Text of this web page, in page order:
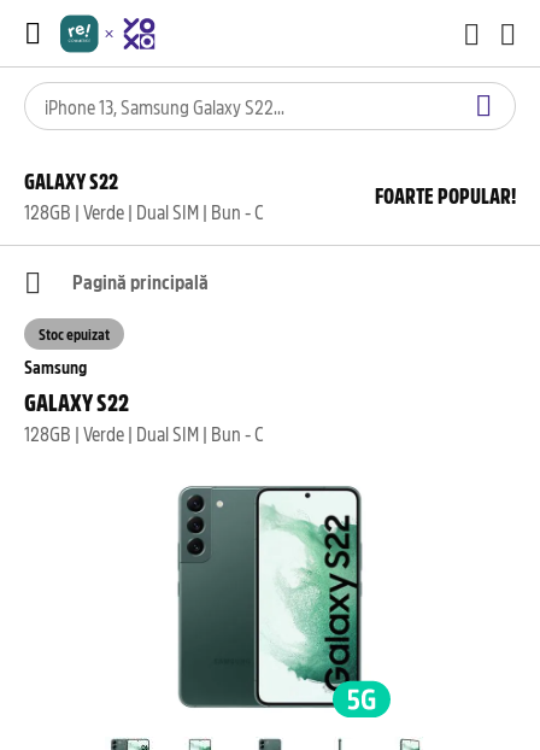
GALAXY S22
128GB | Verde | Dual SIM | Bun - C
FOARTE POPULAR!
Pagină principală
Samsung
GALAXY S22
128GB | Verde | Dual SIM | Bun - C
Stoc epuizat